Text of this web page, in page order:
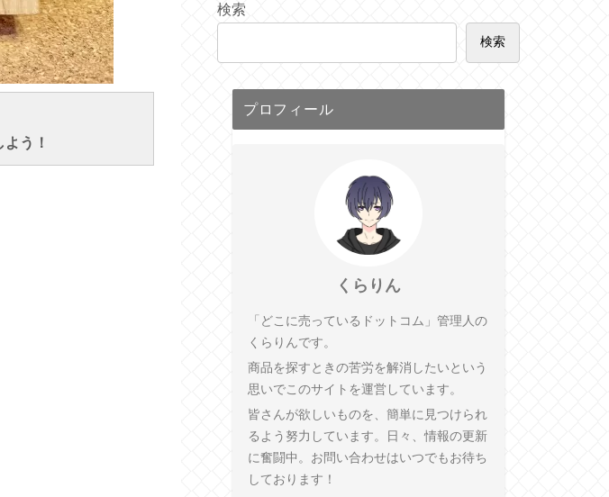
う！
検索
検索
プロフィール
くらりん
「どこに売っているドットコム」管理人の
くらりんです。
商品を探すときの苦労を解消したいという
思いでこのサイトを運営しています。
皆さんが欲しいものを、簡単に見つけられ
るよう努力しています。日々、情報の更新
に奮闘中。お問い合わせはいつでもお待ち
しております！